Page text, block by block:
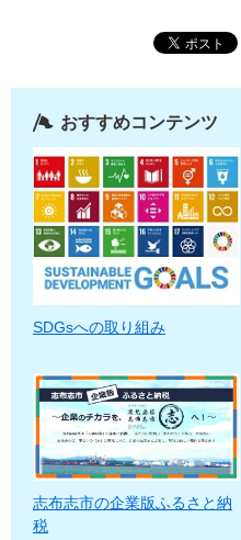
おすすめコンテンツ
SDGsへの取り組み
志布志市の企業版ふるさと納
税